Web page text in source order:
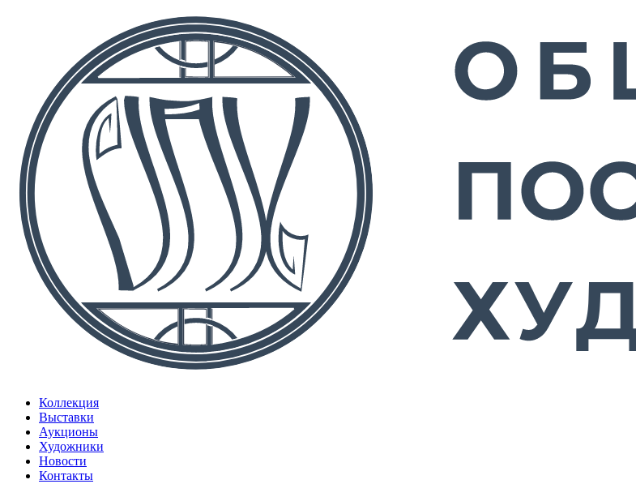
Коллекция
Выставки
Аукционы
Художники
Новости
Контакты